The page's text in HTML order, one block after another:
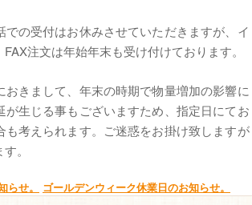
での受付はお休みさせていただきますが、イ
注文は年始年末も受け付けております。
おきまして、年末の時期で物量増加の影響に
が生じる事もございますため、指定日にてお
も考えられます。ご迷惑をお掛け致しますが
。
らせ。 ゴールデンウィーク休業日のお知らせ。